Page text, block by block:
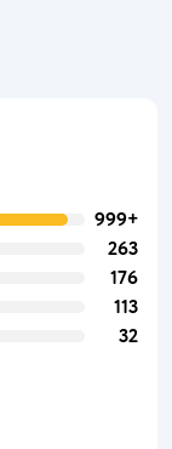
999+
263
176
113
32